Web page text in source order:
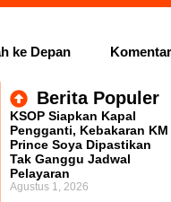
ke Depan
Triliun Masih
Fokus Perkuat PAD dan
Proyek Infrastruktur
Berita Populer
KSOP Siapkan Kapal
Pengganti, Kebakaran KM
Prince Soya Dipastikan
Tak Ganggu Jadwal
Pelayaran
Agustus 1, 2026